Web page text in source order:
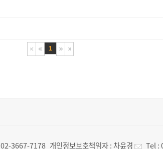
1
02-3667-7178 개인정보보호책임자 : 차윤경 Tel :